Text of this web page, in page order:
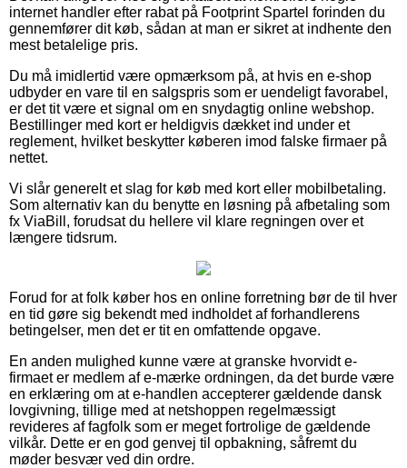
internet handler efter rabat på Footprint Spartel forinden du
gennemfører dit køb, sådan at man er sikret at indhente den
mest betalelige pris.
Du må imidlertid være opmærksom på, at hvis en e-shop
udbyder en vare til en salgspris som er uendeligt favorabel,
er det tit være et signal om en snydagtig online webshop.
Bestillinger med kort er heldigvis dækket ind under et
reglement, hvilket beskytter køberen imod falske firmaer på
nettet.
Vi slår generelt et slag for køb med kort eller mobilbetaling.
Som alternativ kan du benytte en løsning på afbetaling som
fx ViaBill, forudsat du hellere vil klare regningen over et
længere tidsrum.
Forud for at folk køber hos en online forretning bør de til hver
en tid gøre sig bekendt med indholdet af forhandlerens
betingelser, men det er tit en omfattende opgave.
En anden mulighed kunne være at granske hvorvidt e-
firmaet er medlem af e-mærke ordningen, da det burde være
en erklæring om at e-handlen accepterer gældende dansk
lovgivning, tillige med at netshoppen regelmæssigt
revideres af fagfolk som er meget fortrolige de gældende
vilkår. Dette er en god genvej til opbakning, såfremt du
møder besvær ved din ordre.